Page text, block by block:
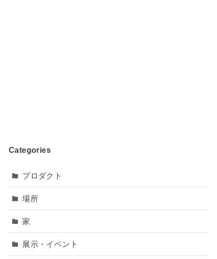
Categories
プロダクト
場所
家
展示・イベント